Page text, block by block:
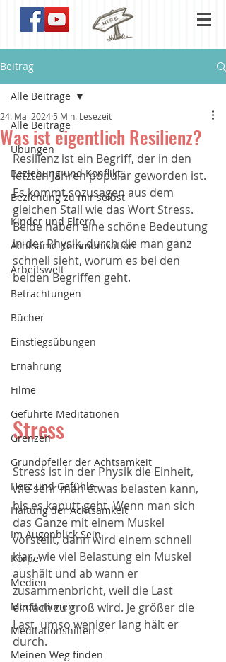
Beitrag
Alle Beiträge
Übungen
Beziehung und Konflikt
Beziehung zu mir selbst
Kinder und Eltern
Achtsame Kommunikation
Arbeitswelt
Betrachtungen
Bücher
Einstiegsübungen
Ernährung
Filme
Geführte Meditationen
Grenzen
Grundpfeiler der Achtsamkeit
Herz und Gefühle
Haltung der Achtsamkeit
Im Augenblick Sein
Körper
Medien
Meditationen
Meditationshilfen
Meinen Weg finden
Alle Beiträge
Was ist eigentlich Resilienz?
24. Mai 2024 5 Min. Lesezeit
Resilienz ist ein Begriff, der in den
letzten Jahren populär geworden ist.
Es kommt sozusagen aus dem
gleichen Stall wie das Wort Stress.
Beide haben eine schöne Bedeutung
in der Physik, durch die man ganz
schnell sieht, worum es bei den
beiden Begriffen geht.
Stress
Stress ist in der Physik die Einheit,
wie sehr man etwas belasten kann,
bis es kaputt geht. Wenn man sich
das Ganze mit einem Muskel
vorstellt, dann wird einem schnell
klar, wie viel Belastung ein Muskel
aushält und ab wann er
zusammenbricht, weil die Last
einfach zu groß wird. Je größer die
Last, umso weniger lang hält er
durch.